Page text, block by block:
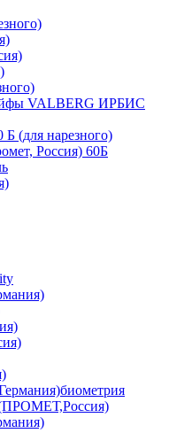
VALBERG ИРБИС
Б (для нарезного)
Россия) 60Б